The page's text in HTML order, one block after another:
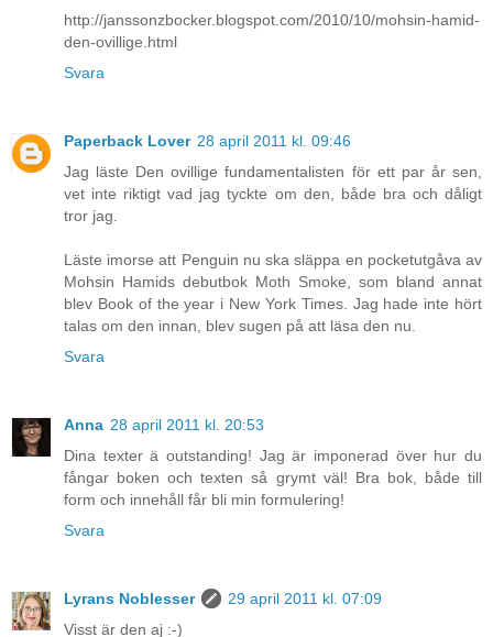
http://janssonzbocker.blogspot.com/2010/10/mohsin-hamid-
den-ovillige.html
Svara
Paperback Lover 28 april 2011 kl. 09:46
Jag läste Den ovillige fundamentalisten för ett par år sen,
vet inte riktigt vad jag tyckte om den, både bra och dåligt
tror jag.
Läste imorse att Penguin nu ska släppa en pocketutgåva av
Mohsin Hamids debutbok Moth Smoke, som bland annat
blev Book of the year i New York Times. Jag hade inte hört
talas om den innan, blev sugen på att läsa den nu.
Svara
Anna 28 april 2011 kl. 20:53
Dina texter ä outstanding! Jag är imponerad över hur du
fångar boken och texten så grymt väl! Bra bok, både till
form och innehåll får bli min formulering!
Svara
Lyrans Noblesser
29 april 2011 kl. 07:09
Visst är den aj :-)